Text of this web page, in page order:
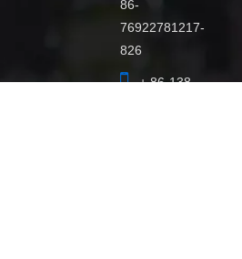
86-
76922781217-
826
+ 86-138-